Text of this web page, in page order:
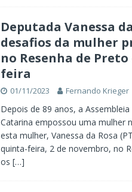
Deputada Vanessa
desafios da mulher
no Resenha de
feira
01/11/2023 Fernando Krieger
Depois de 89 anos, a
Catarina empossou uma mulher
esta mulher, Vanessa da Rosa
quinta-feira, 2 de novembro, no
os […]